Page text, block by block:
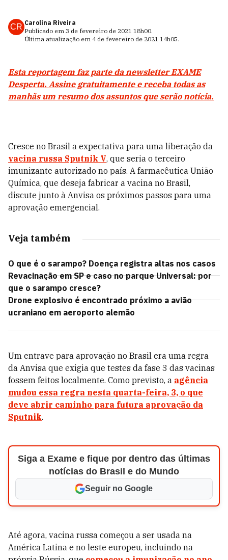
CR Carolina Riveira
Publicado em 3 de fevereiro de 2021 18h00.
Última atualização em 4 de fevereiro de 2021 14h05.
Esta reportagem faz parte da newsletter EXAME
Desperta. Assine gratuitamente e receba todas as
manhãs um resumo dos assuntos que serão notícia.
Cresce no Brasil a expectativa para uma liberação da
vacina russa Sputnik V, que seria o terceiro
imunizante autorizado no país. A farmacêutica União
Química, que deseja fabricar a vacina no Brasil,
discute junto à Anvisa os próximos passos para uma
aprovação emergencial.
Veja também
O que é o sarampo? Doença registra altas nos casos
Revacinação em SP e caso no parque Universal: por
que o sarampo cresce?
Drone explosivo é encontrado próximo a avião
ucraniano em aeroporto alemão
Um entrave para aprovação no Brasil era uma regra
da Anvisa que exigia que testes da fase 3 das vacinas
fossem feitos localmente. Como previsto, a agência
mudou essa regra nesta quarta-feira, 3, o que
deve abrir caminho para futura aprovação da
Sputnik.
Siga a Exame e fique por dentro das últimas
notícias do Brasil e do Mundo
Seguir no Google
Até agora, vacina russa começou a ser usada na
América Latina e no leste europeu, incluindo na